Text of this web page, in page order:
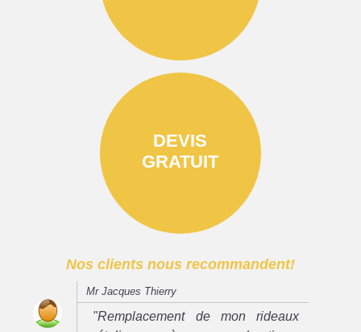
DEVIS
GRATUIT
Nos clients nous recommandent!
Mr Jacques Thierry
"Remplacement de mon rideaux